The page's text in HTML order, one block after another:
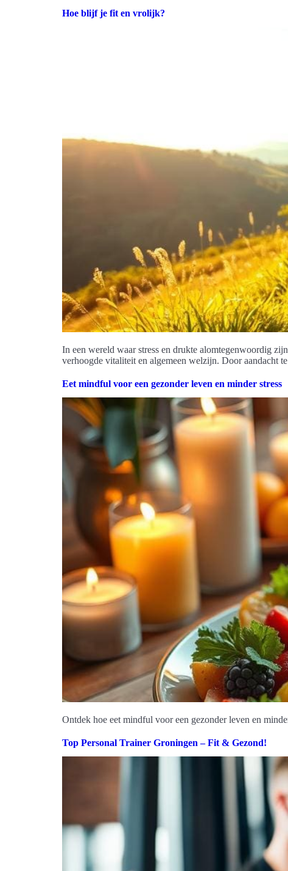
Hoe blijf je fit en vrolijk?
In een wereld waar stress en drukte alomtegenwoordig
verhoogde vitaliteit en algemeen welzijn. Door aandacht
Eet mindful voor een gezonder leven en minder stress
Ontdek hoe eet mindful voor een gezonder leven en
Top Personal Trainer Groningen – Fit & Gezond!